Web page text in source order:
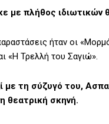
με πλήθος ιδιωτικών
ήταν οι
«Η Τρελλή του Σαγιώ».
με τη σύζυγό του,
θεατρική σκηνή.